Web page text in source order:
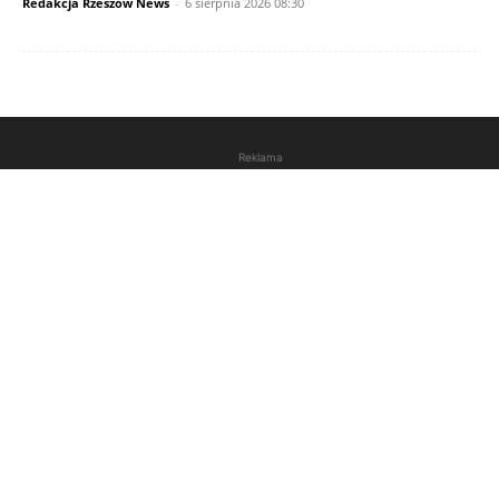
Reklama